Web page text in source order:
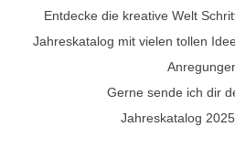
Entdecke die kreative Welt
Jahreskatalog mit vielen tollen
Gerne sende ich dir
Jahreskatalog